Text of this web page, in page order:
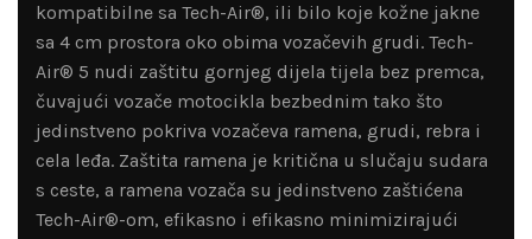
kompatibilne sa Tech-Air®, ili bilo koje kožne jakne
sa 4 cm prostora oko obima vozačevih grudi. Tech-
Air® 5 nudi zaštitu gornjeg dijela tijela bez premca,
čuvajući vozače motocikla bezbednim tako što
jedinstveno pokriva vozačeva ramena, grudi, rebra i
cela leđa. Zaštita ramena je kritična u slučaju sudara
s ceste, a ramena vozača su jedinstveno zaštićena
Tech-Air®-om, efikasno i efikasno minimizirajući